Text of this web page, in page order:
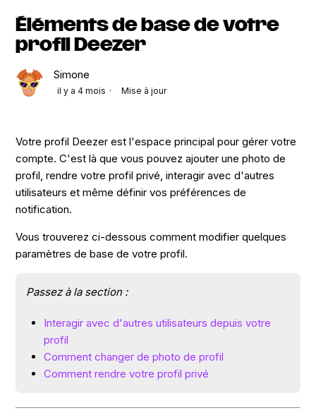
Éléments de base de votre
profil Deezer
Simone
il y a 4 mois Mise à jour
Votre profil Deezer est l'espace principal pour gérer votre
compte. C'est là que vous pouvez ajouter une photo de
profil, rendre votre profil privé, interagir avec d'autres
utilisateurs et même définir vos préférences de
notification.
Vous trouverez ci-dessous comment modifier quelques
paramètres de base de votre profil.
Passez à la section :
Interagir avec d'autres utilisateurs depuis votre
profil
Comment changer de photo de profil
Comment rendre votre profil privé